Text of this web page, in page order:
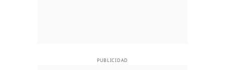
PUBLICIDAD